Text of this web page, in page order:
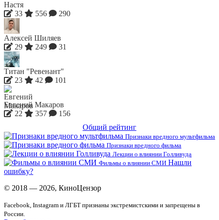
Настя
33
556 290
Алексей Шиляев
29
249 31
Титан "Ревенант"
23
42 101
Евгений Макаров
22
357
156
Общий рейтинг
Признаки вредного мультфильма
Признаки вредного фильма
Лекции о влиянии Голливуда
Фильмы о влиянии СМИ Нашли
ошибку?
© 2018 — 2026, КиноЦензор
Facebook, Instagram и ЛГБТ признаны экстремистскими и запрещены в
России.